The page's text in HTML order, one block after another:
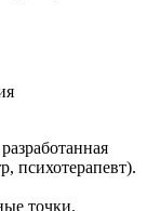
психотерапевт).
точки.